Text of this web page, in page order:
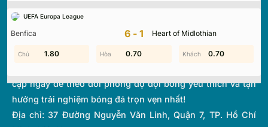
UEFA Europa League
Benfica 6-1 Heart of Midlothian
1.30 0.70 1.50
1.80 0.70 0.70
thi đấu và bảng xếp hạng từ hơn 1.000 giải đấu toàn cầu.
Với giao diện tối ưu và tốc độ cập nhật thời gian thực
(Livescore) siêu tốc, chúng tôi giúp bạn không bỏ lỡ bất kỳ
cập ngay để theo dõi phong độ đội bóng yêu thích và tận
hưởng trải nghiệm bóng đá trọn vẹn nhất!
Địa chỉ: 37 Đường Nguyễn Văn Linh, Quận 7, TP. Hồ Chí